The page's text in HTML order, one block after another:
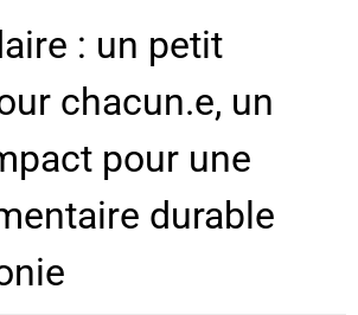
: un petit
chacun.e, un
pour une
durable